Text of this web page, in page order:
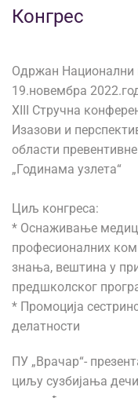
Конгрес
Одржан Национални
19.новембра
XIII Стручна
Изазови и
области
„Годинама узлета“
Циљ конгреса:
* Oснаживање
професионалних
знања, вештина у
предшколског
* Промоција
делатности
ПУ „Врачар“-
циљу сузбијања